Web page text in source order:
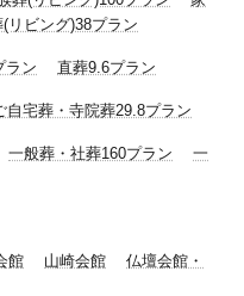
リビング)38プラン
ラン 直葬9.6プラン
自宅葬・寺院葬29.8プラン
一般葬・社葬160プラン
一
館 山崎会館
仏壇会館・